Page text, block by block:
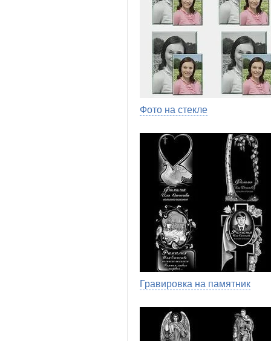
Фото на стекле
Гравировка на памятник